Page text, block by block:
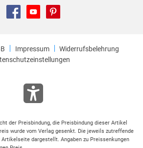
Impressum
Widerrufsbelehrung
der Preisbindung, die Preisbindung dieser Artikel
wurde vom Verlag gesenkt. Die jeweils zutreffende
dargestellt. Angaben zu Preissenkungen